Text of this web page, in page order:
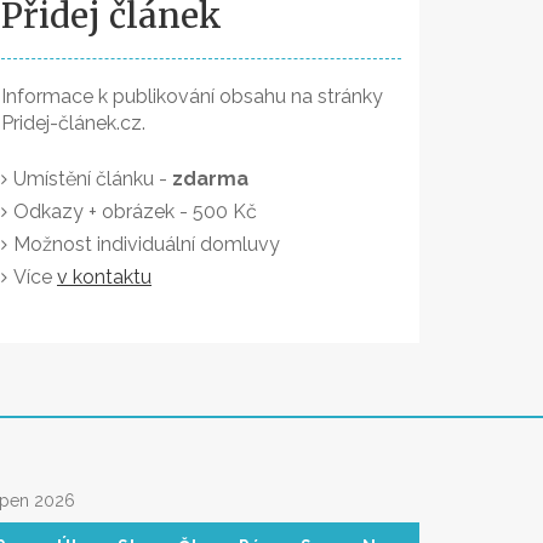
Přidej článek
Informace k publikování obsahu na stránky
Pridej-článek.cz.
Umístění článku - zdarma
Odkazy + obrázek - 500 Kč
Možnost individuální domluvy
Více v kontaktu
2026